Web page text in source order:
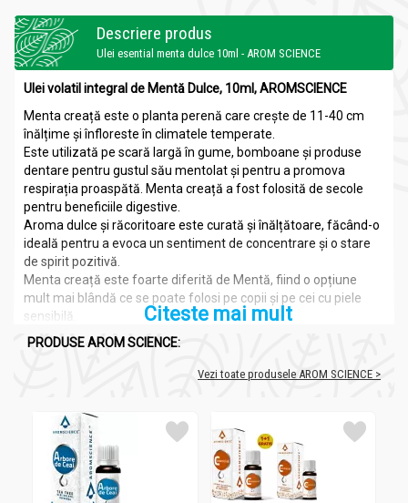
Descriere produs
Ulei esential menta dulce 10ml - AROM SCIENCE
Ulei volatil integral de Mentă Dulce, 10ml, AROMSCIENCE
Menta creață este o planta perenă care crește de 11-40 cm
înălțime și înfloreste în climatele temperate.
Este utilizată pe scară largă în gume, bomboane și produse
dentare pentru gustul său mentolat și pentru a promova
respirația proaspătă. Menta creață a fost folosită de secole
pentru beneficiile digestive.
Aroma dulce și răcoritoare este curată și înălțătoare, făcând-o
ideală pentru a evoca un sentiment de concentrare și o stare
de spirit pozitivă.
Menta creață este foarte diferită de Mentă, fiind o opțiune
mult mai blândă ce se poate folosi pe copii și pe cei cu piele
sensibilă.
În gătit, Menta creață este frecvent utilizată în salate, băuturi și
menta, Menta creață este suficient de blândă pentru a fi
folosită local sau în timpul gătitului, fără a-și pierde
prospețimea
Citeste mai mult
PRODUSE AROM SCIENCE:
Vezi toate produsele AROM SCIENCE >